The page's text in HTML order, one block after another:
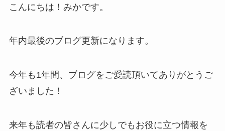
こんにちは！みかです。
年内最後のブログ更新になります。
今年も1年間、ブログをご愛読頂いてありがとうご
ざいました！
来年も読者の皆さんに少しでもお役に立つ情報を